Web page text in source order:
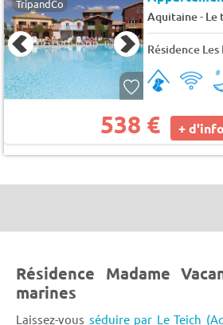
TripandCo
Aquitaine- Le
Résidence
538 € +
Résidence Madame
marines
Laissez-vous séduire par Le Teich